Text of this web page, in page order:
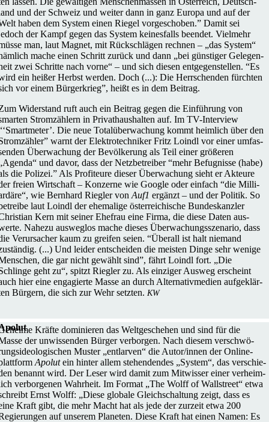
und der Schweiz und weiter dann in ganz Europa und auf der
haben dem System einen Riegel vor­ge­scho­ben.” Damit sei
der Kampf gegen das System kei­nes­falls beendet. Viel­mehr
man, laut Magnet, mit Rück­schlä­gen rechnen – „das System“
mache einen Schritt zurück und dann „bei güns­ti­ger Gele­gen­
zwei Schritte nach vorne“ – und sich diesen ent­ge­gen­stel­len. “Es
ein heißer Herbst werden. Doch (...): Die Herr­schen­den fürch­ten
vor einem Bür­ger­krieg”, heißt es in dem Beitrag.
Wider­stand ruft auch ein Beitrag gegen die Ein­füh­rung von
Strom­zäh­lern in Pri­vat­haus­hal­ten auf. Im TV-Inter­­view
Die neue Total­über­wa­chung kommt heim­lich über den
warnt der Elek­tro­tech­ni­ker Fritz Loindl vor einer umfas­
Über­wa­chung der Bevöl­ke­rung als Teil einer grö­ße­ren
und davor, dass der Netz­be­trei­ber “mehr Befug­nisse (habe)
die Polizei.” Als Pro­fi­teure dieser Über­wa­chung sieht er Akteure
freien Wirt­schaft – Kon­zerne wie Google oder einfach “die Mil­li­
wie Bern­hard Riegler von Auf1 ergänzt – und der Politik. So
laut Loindl der ehe­ma­lige öster­rei­chi­sche Bun­des­kanz­ler
Kern mit seiner Ehefrau eine Firma, die diese Daten aus­
Nahezu aus­weg­los mache dieses Über­wa­chungs­sze­na­rio, dass
Ver­ur­sa­cher kaum zu greifen seien. “Überall ist halt niemand
(...) Und leider ent­schei­den die meisten Dinge sehr wenige
die gar nicht gewählt sind”, fährt Loindl fort. „Die
geht zu“, spitzt Riegler zu. Als ein­zi­ger Ausweg erscheint
hier eine enga­gierte Masse an durch Alter­na­tiv­me­dien auf­ge­klär­
Bürgern, die sich zur Wehr setzten. KW
Kräfte domi­nie­ren das Welt­ge­sche­hen und sind für die
der unwis­sen­den Bürger ver­bor­gen. Nach diesem ver­schwö­
Muster „ent­lar­ven“ die Autor/​​innen der Online­
Apolutein hinter allem ste­hen­den­des „System“, das ver­schie­
benannt wird. Der Leser wird damit zum Mit­wis­ser einer ver­heim­
ver­bor­ge­nen Wahr­heit. Im Format „The Wolff of Wall­street“ etwa
Ernst Wolff: „Diese globale Gleich­schal­tung zeigt, dass es
Kraft gibt, die mehr Macht hat als jede der zurzeit etwa 200
auf unserem Pla­ne­ten. Diese Kraft hat einen Namen: Es